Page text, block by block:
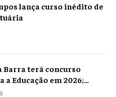
lança curso inédito de
Barra terá concurso
a Educação em 2026;
na Câmara